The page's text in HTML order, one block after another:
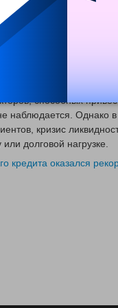
жилищных кредитов,
девяти месяцев,
сохраняют
ближайшие месяцы
способных
наблюдается. Однако
кризис
долговой нагрузке.
кредита оказался